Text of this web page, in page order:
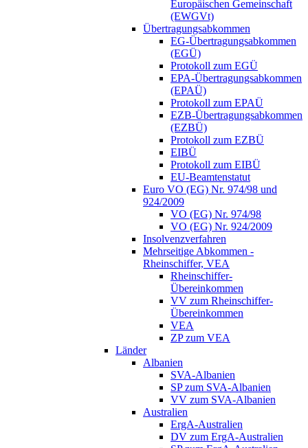
Europäischen Gemeinschaft
(EWGVt)
Übertragungsabkommen
EG-Übertragungsabkommen
(EGÜ)
Protokoll zum EGÜ
EPA-Übertragungsabkommen
(EPAÜ)
Protokoll zum EPAÜ
EZB-Übertragungsabkommen
(EZBÜ)
Protokoll zum EZBÜ
EIBÜ
Protokoll zum EIBÜ
EU-Beamtenstatut
Euro VO (EG) Nr. 974/98 und
924/2009
VO (EG) Nr. 974/98
VO (EG) Nr. 924/2009
Insolvenzverfahren
Mehrseitige Abkommen -
Rheinschiffer, VEA
Rheinschiffer-
Übereinkommen
VV zum Rheinschiffer-
Übereinkommen
VEA
ZP zum VEA
Länder
Albanien
SVA-Albanien
SP zum SVA-Albanien
VV zum SVA-Albanien
Australien
ErgA-Australien
DV zum ErgA-Australien